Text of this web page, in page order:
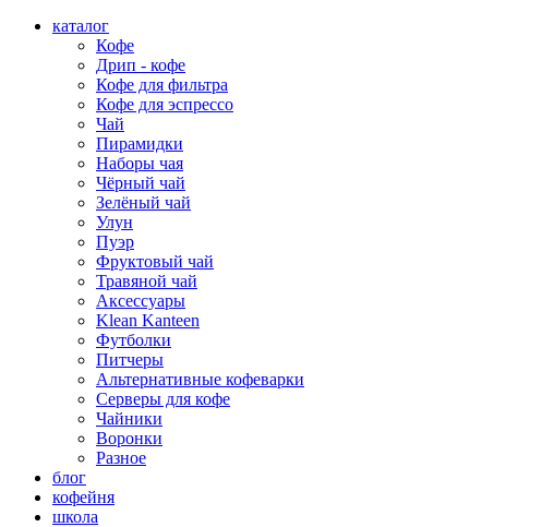
каталог
Кофе
Дрип - кофе
Кофе для фильтра
Кофе для эспрессо
Чай
Пирамидки
Наборы чая
Чёрный чай
Зелёный чай
Улун
Пуэр
Фруктовый чай
Травяной чай
Аксессуары
Klean Kanteen
Футболки
Питчеры
Альтернативные кофеварки
Серверы для кофе
Чайники
Воронки
Разное
блог
кофейня
школа